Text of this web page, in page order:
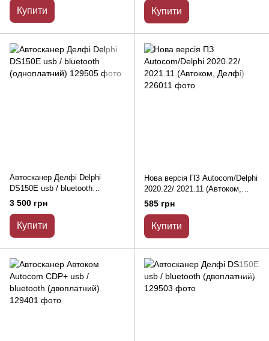
Купити Купити
Автосканер Делфі Delphi
DS150E usb / bluetooth
(одноплатний)
3 500 грн
Купити
Нова версія ПЗ Autocom/Delphi
2020.22/ 2021.11 (Автоком,
Делфі)
585 грн
Купити